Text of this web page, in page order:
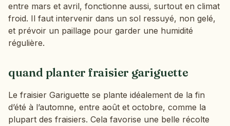
entre mars et avril, fonctionne aussi, surtout en climat
froid. Il faut intervenir dans un sol ressuyé, non gelé,
et prévoir un paillage pour garder une humidité
régulière.
quand planter fraisier gariguette
Le fraisier Gariguette se plante idéalement de la fin
d’été à l’automne, entre août et octobre, comme la
plupart des fraisiers. Cela favorise une belle récolte